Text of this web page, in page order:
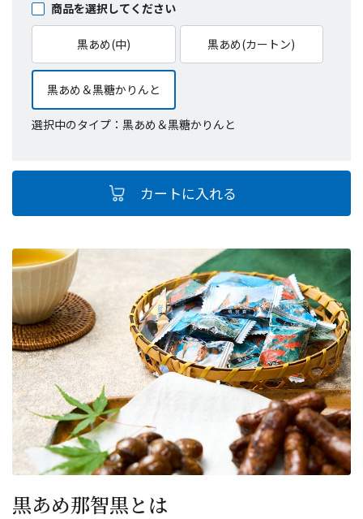
商品を選択してください
黒あめ(中) 黒あめ(カートン)
黒あめ＆黒糖かりんと
選択中のタイプ：黒あめ＆黒糖かりんと
黒あめ那智黒とは